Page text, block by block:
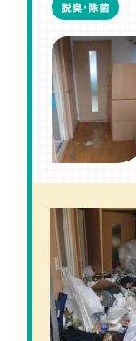
脱臭・除菌